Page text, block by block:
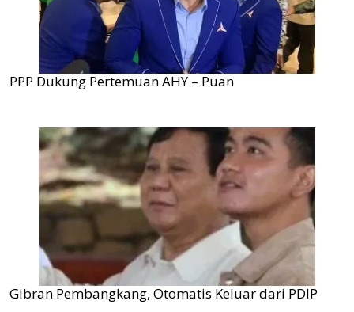
PPP Dukung Pertemuan AHY – Puan
Gibran Pembangkang, Otomatis Keluar dari PDIP